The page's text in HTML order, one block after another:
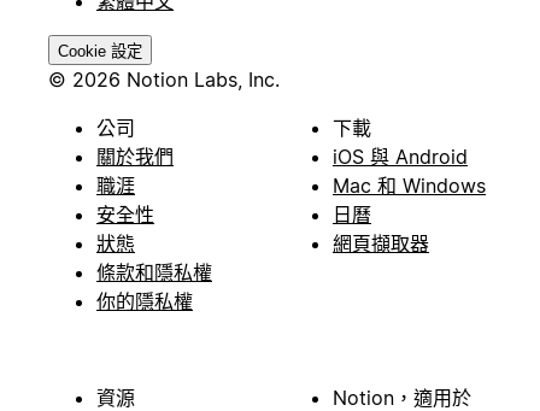
Cookie 設定
© 2026 Notion Labs, Inc.
公司
關於我們
職涯
安全性
狀態
條款和隱私權
你的隱私權
下載
iOS 與 Android
Mac 和 Windows
日曆
網頁擷取器
資源
Notion，適用於